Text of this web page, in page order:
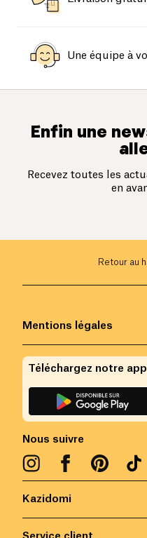
Une équipe à
Enfin une
Recevez toutes les
en
Retour au
Kazidomi
Mentions légales
Nous suivre
Téléchargez notre app